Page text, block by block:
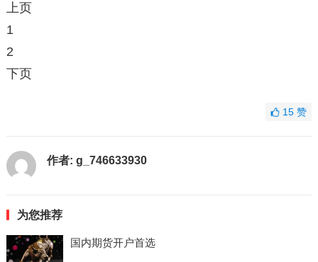
上页
1
2
下页
15赞
作者: g_746633930
为您推荐
国内期货开户首选